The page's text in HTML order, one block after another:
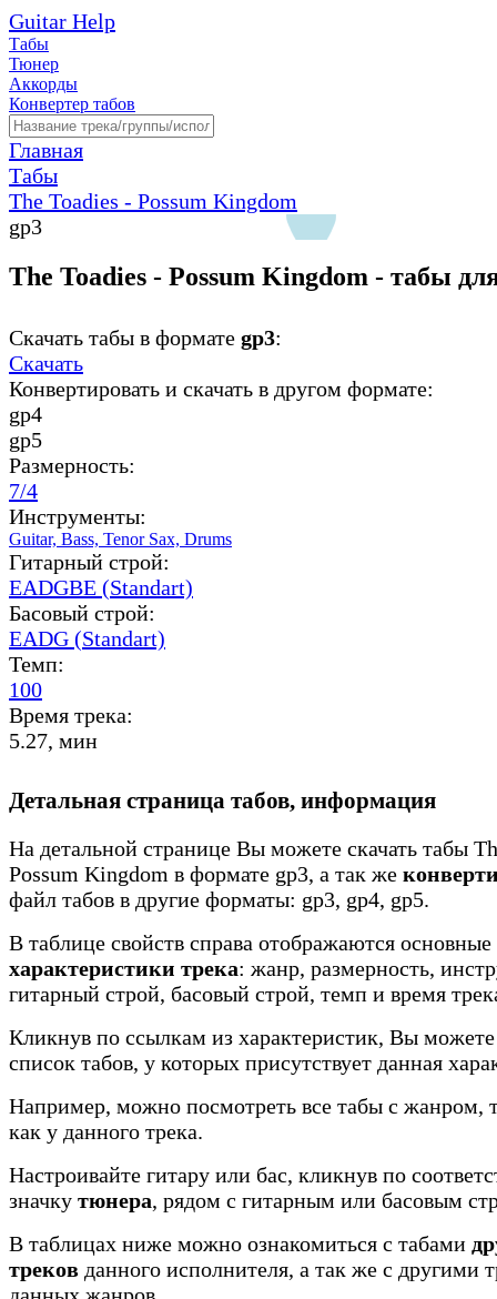
Guitar Help
Табы
Тюнер
Аккорды
Конвертер табов
Главная
Табы
The Toadies - Possum Kingdom
gp3
The Toadies - Possum Kingdom - табы
Скачать табы в формате gp3:
Скачать
Конвертировать и скачать в другом формате:
gp4
gp5
Размерность:
7/4
Инструменты:
Guitar, Bass, Tenor Sax, Drums
Гитарный строй:
EADGBE (Standart)
Басовый строй:
EADG (Standart)
Темп:
100
Время трека:
5.27, мин
Детальная страница табов, информация
На детальной странице Вы можете скачать табы
Possum Kingdom в формате gp3, а так же
файл табов в другие форматы: gp3, gp4, gp5.
В таблице свойств справа отображаются основные
характеристики трека: жанр, размерность,
гитарный строй, басовый строй, темп и время
Кликнув по ссылкам из характеристик, Вы
список табов, у которых присутствует данная
Например, можно посмотреть все табы с жанром,
как у данного трека.
Настроивайте гитару или бас, кликнув по
значку тюнера, рядом с гитарным или басовым
В таблицах ниже можно ознакомиться с табами
треков данного исполнителя, а так же с другими